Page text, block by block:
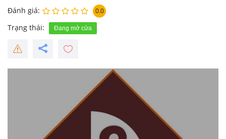
Đánh giá
0.0
Trạng thái Đang mở cửa